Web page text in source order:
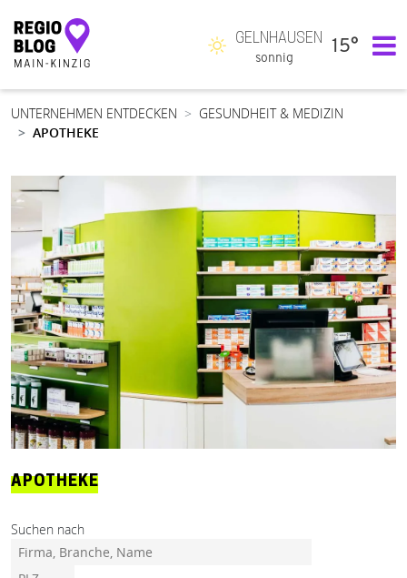
Hauptnavigation
GELNHAUSEN
sonnig
15°
UNTERNEHMEN ENTDECKEN
GESUNDHEIT & MEDIZIN
APOTHEKE
APOTHEKE
Suchen nach